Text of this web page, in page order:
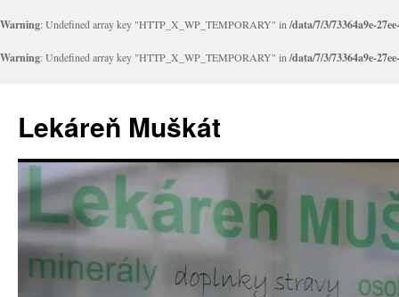
Warning: Undefined array key "HTTP_X_WP_TEMPORARY" in /data/7/3/73364a9e-
Warning: Undefined array key "HTTP_X_WP_TEMPORARY" in /data/7/3/73364a9e-
obsah
Lekáreň Muškát